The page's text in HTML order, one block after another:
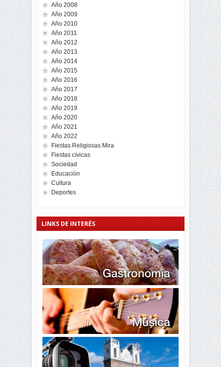
Año 2008
Año 2009
Año 2010
Año 2011
Año 2012
Año 2013
Año 2014
Año 2015
Año 2016
Año 2017
Año 2018
Año 2019
Año 2020
Año 2021
Año 2022
Fiestas Religiosas Mira
Fiestas cívicas
Sociedad
Educación
Cultura
Deportes
LINKS DE INTERÉS